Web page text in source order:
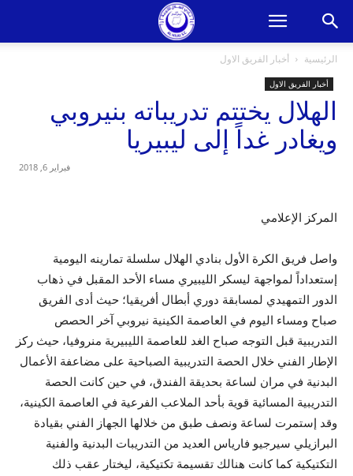
الرئيسية أخبار الفريق الاول
أخبار الفريق الاول
الهلال يختتم تدريباته بنيروبي
ويغادر غداً إلى ليبيريا
فبراير 6, 2018
المركز الإعلامي
واصل فريق الكرة الأول بنادي الهلال سلسلة تمارينه اليومية
إستعداداً لمواجهة ليسكر الليبيري مساء الأحد المقبل في ذهاب
الدور التمهيدي لمسابقة دوري أبطال أفريقيا؛ حيث أدى الفريق
صباح ومساء اليوم في العاصمة الكينية نيروبي آخر الحصص
التدريبية قبل التوجه صباح الغد للعاصمة الليبيرية منروفيا، حيث ركز
الإطار الفني خلال الحصة التدريبية الصباحية على مضاعفة الأعمال
البدنية في مران لساعة بحديقة الفندق، في حين كانت الحصة
التدريبية المسائية قوية بأحد الملاعب الفرعية في العاصمة الكينية،
وقد إستمرت لساعة ونصف طبق من خلالها الجهاز الفني بقيادة
البرازيلي سيرجيو فارياس العديد من التدريبات البدنية والفنية
التكتيكية كما كانت هنالك تقسيمة تكتيكية، ليختار عقب ذلك